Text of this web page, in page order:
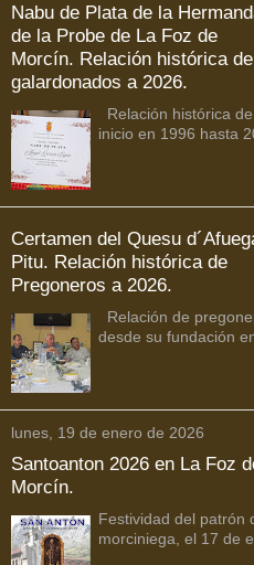
Nabu de Plata de la
de la Probe de La Foz de
Morcín. Relación histórica de
galardonados a 2026.
Relación histórica
inicio en 1996 hasta
Certamen del Quesu
Pitu. Relación histórica de
Pregoneros a 2026.
Relación de
desde su fundación
lunes, 19 de enero de 2026
Santoanton 2026 en La Foz
Morcín.
Festividad del patrón
morciniega, el 17 de